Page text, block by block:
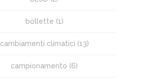
bollette (1)
cambiamenti climatici (13)
campionamento (6)